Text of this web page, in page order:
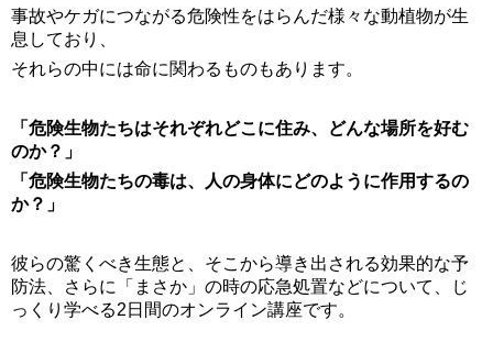
事故やケガにつながる危険性をはらんだ様々な動植物が生
息しており、
それらの中には命に関わるものもあります。
「危険生物たちはそれぞれどこに住み、どんな場所を好む
のか？」
「危険生物たちの毒は、人の身体にどのように作用するの
か？」
彼らの驚くべき生態と、そこから導き出される効果的な予
防法、さらに「まさか」の時の応急処置などについて、じ
っくり学べる2日間のオンライン講座です。